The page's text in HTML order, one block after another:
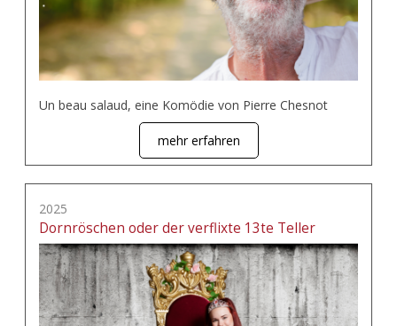
Un beau salaud, eine Komödie von Pierre Chesnot
mehr erfahren
2025
Dornröschen oder der verflixte 13te Teller